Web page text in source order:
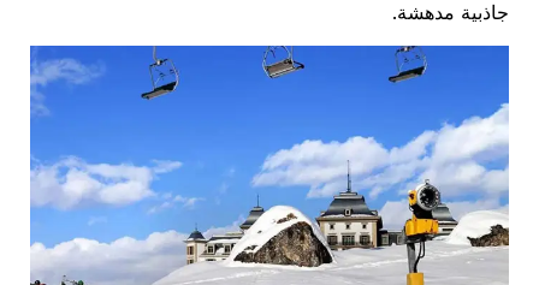
جاذبية مدهشة.